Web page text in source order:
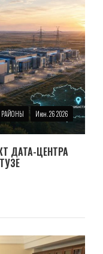
РАЙОНЫ Июн. 26 2026
ДАТА-ЦЕНТРА